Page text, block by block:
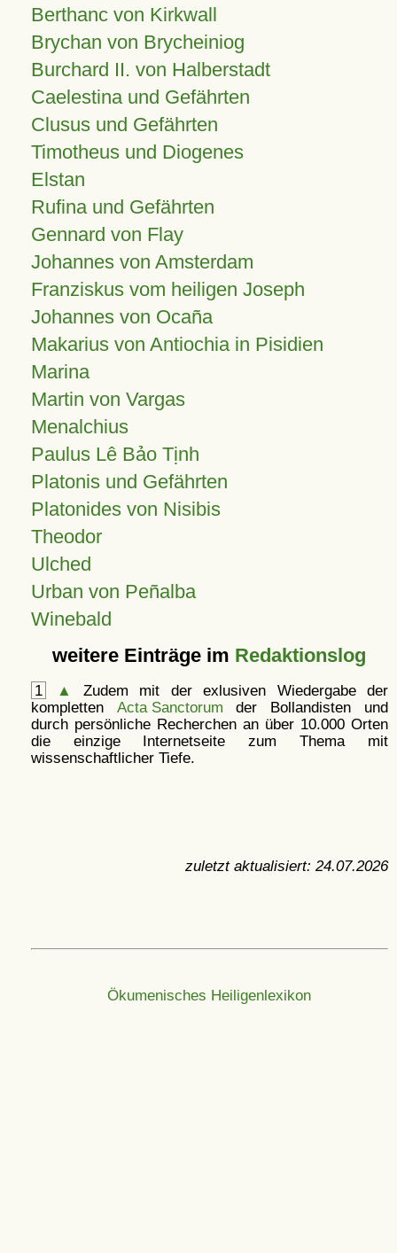
Berthanc von Kirkwall
Brychan von Brycheiniog
Burchard II. von Halberstadt
Caelestina und Gefährten
Clusus und Gefährten
Timotheus und Diogenes
Elstan
Rufina und Gefährten
Gennard von Flay
Johannes von Amsterdam
Franziskus vom heiligen Joseph
Johannes von Ocaña
Makarius von Antiochia in Pisidien
Marina
Martin von Vargas
Menalchius
Paulus Lê Bảo Tịnh
Platonis und Gefährten
Platonides von Nisibis
Theodor
Ulched
Urban von Peñalba
Winebald
weitere Einträge im Redaktionslog
1 ▲
Zudem mit der exlusiven Wiedergabe der
kompletten Acta Sanctorum der Bollandisten und
durch persönliche Recherchen an über 10.000 Orten
die einzige Internetseite zum Thema mit
wissenschaftlicher Tiefe.
zuletzt aktualisiert: 24.07.2026
Ökumenisches Heiligenlexikon